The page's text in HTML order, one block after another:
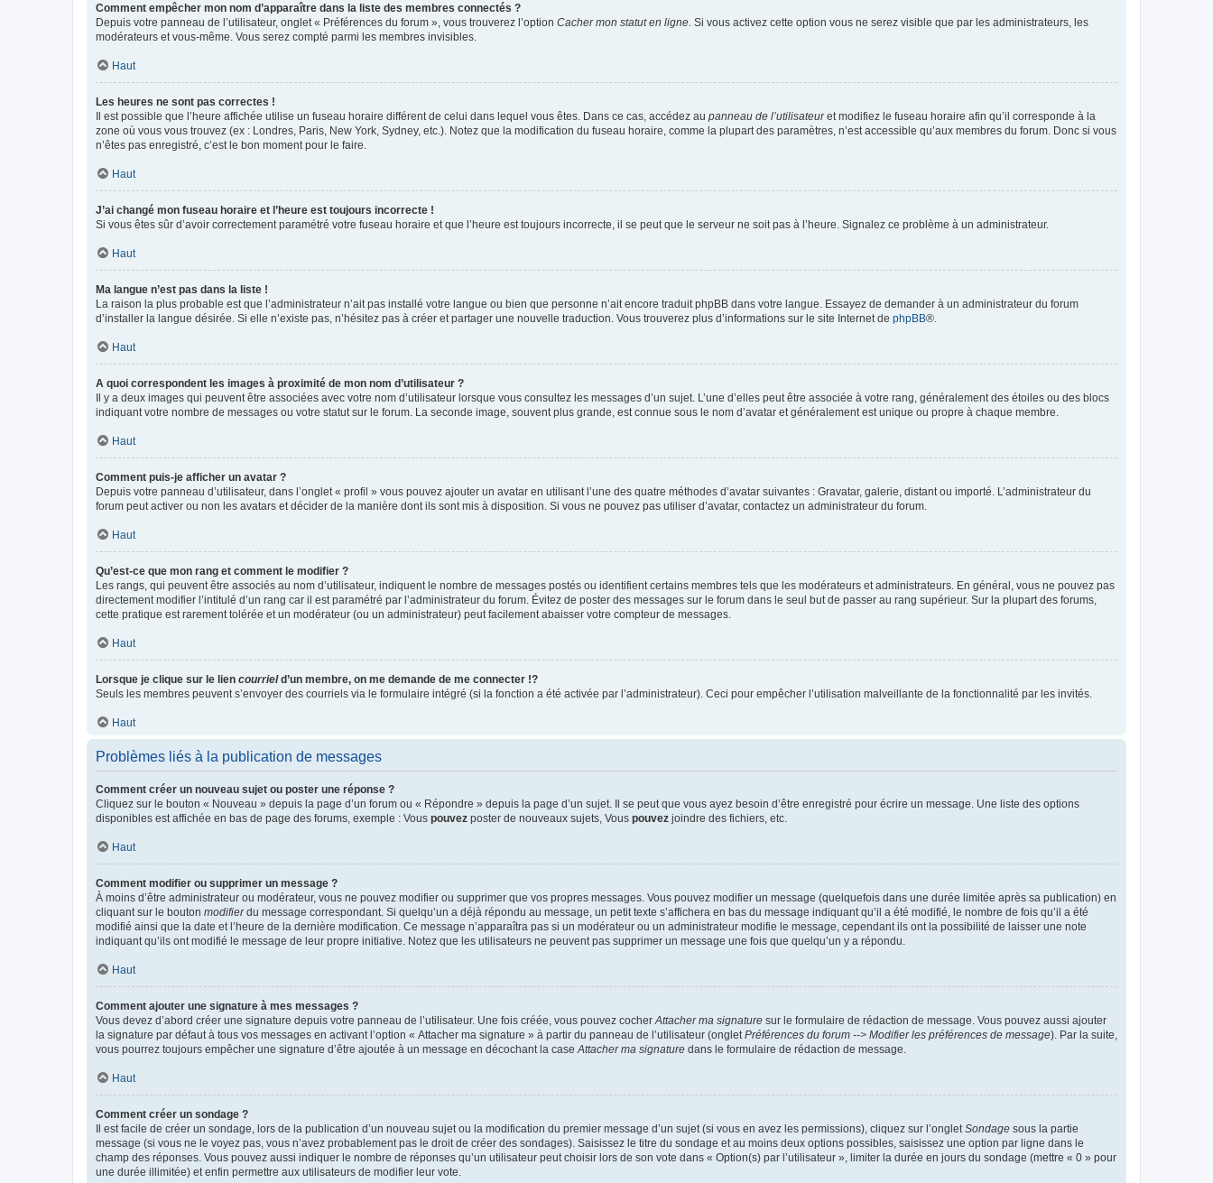
Comment empêcher mon nom d’apparaître dans la liste des membres connectés ?
Depuis votre panneau de l’utilisateur, onglet « Préférences du forum », vous trouverez l’option Cacher mon statut en ligne . Si vous activez cette option vous ne serez visible que par les administrateurs, les
modérateurs et vous-même. Vous serez compté parmi les membres invisibles.
Haut
Les heures ne sont pas correctes !
Il est possible que l’heure affichée utilise un fuseau horaire différent de celui dans lequel vous êtes. Dans ce cas, accédez au panneau de l’utilisateuret modifiez le fuseau horaire afin qu’il corresponde à la
zone où vous vous trouvez (ex : Londres, Paris, New York, Sydney, etc.). Notez que la modification du fuseau horaire, comme la plupart des paramètres, n’est accessible qu’aux membres du forum. Donc si vous
n’êtes pas enregistré, c’est le bon moment pour le faire.
Haut
J’ai changé mon fuseau horaire et l’heure est toujours incorrecte !
Si vous êtes sûr d’avoir correctement paramétré votre fuseau horaire et que l’heure est toujours incorrecte, il se peut que le serveur ne soit pas à l’heure. Signalez ce problème à un administrateur.
Haut
Ma langue n’est pas dans la liste !
La raison la plus probable est que l’administrateur n’ait pas installé votre langue ou bien que personne n’ait encore traduit phpBB dans votre langue. Essayez de demander à un administrateur du forum
d’installer la langue désirée. Si elle n’existe pas, n’hésitez pas à créer et partager une nouvelle traduction. Vous trouverez plus d’informations sur le site Internet de phpBB®.
Haut
A quoi correspondent les images à proximité de mon nom d’utilisateur ?
Il y a deux images qui peuvent être associées avec votre nom d’utilisateur lorsque vous consultez les messages d’un sujet. L’une d’elles peut être associée à votre rang, généralement des étoiles ou des blocs
indiquant votre nombre de messages ou votre statut sur le forum. La seconde image, souvent plus grande, est connue sous le nom d’avatar et généralement est unique ou propre à chaque membre.
Haut
Comment puis-je afficher un avatar ?
Depuis votre panneau d’utilisateur, dans l’onglet « profil » vous pouvez ajouter un avatar en utilisant l’une des quatre méthodes d’avatar suivantes : Gravatar, galerie, distant ou importé. L’administrateur du
forum peut activer ou non les avatars et décider de la manière dont ils sont mis à disposition. Si vous ne pouvez pas utiliser d’avatar, contactez un administrateur du forum.
Haut
Qu’est-ce que mon rang et comment le modifier ?
Les rangs, qui peuvent être associés au nom d’utilisateur, indiquent le nombre de messages postés ou identifient certains membres tels que les modérateurs et administrateurs. En général, vous ne pouvez pas
directement modifier l’intitulé d’un rang car il est paramétré par l’administrateur du forum. Évitez de poster des messages sur le forum dans le seul but de passer au rang supérieur. Sur la plupart des forums,
cette pratique est rarement tolérée et un modérateur (ou un administrateur) peut facilement abaisser votre compteur de messages.
Haut
Lorsque je clique sur le lien courrield’un membre, on me demande de me connecter !?
Seuls les membres peuvent s’envoyer des courriels via le formulaire intégré (si la fonction a été activée par l’administrateur). Ceci pour empêcher l’utilisation malveillante de la fonctionnalité par les invités.
Haut
Problèmes liés à la publication de messages
Comment créer un nouveau sujet ou poster une réponse ?
Cliquez sur le bouton « Nouveau » depuis la page d’un forum ou « Répondre » depuis la page d’un sujet. Il se peut que vous ayez besoin d’être enregistré pour écrire un message. Une liste des options
disponibles est affichée en bas de page des forums, exemple : Vous pouvez poster de nouveaux sujets, Vous pouvez joindre des fichiers, etc.
Haut
Comment modifier ou supprimer un message ?
À moins d’être administrateur ou modérateur, vous ne pouvez modifier ou supprimer que vos propres messages. Vous pouvez modifier un message (quelquefois dans une durée limitée après sa publication) en
cliquant sur le bouton modifierdu message correspondant. Si quelqu’un a déjà répondu au message, un petit texte s’affichera en bas du message indiquant qu’il a été modifié, le nombre de fois qu’il a été
modifié ainsi que la date et l’heure de la dernière modification. Ce message n’apparaîtra pas si un modérateur ou un administrateur modifie le message, cependant ils ont la possibilité de laisser une note
indiquant qu’ils ont modifié le message de leur propre initiative. Notez que les utilisateurs ne peuvent pas supprimer un message une fois que quelqu’un y a répondu.
Haut
Comment ajouter une signature à mes messages ?
Vous devez d’abord créer une signature depuis votre panneau de l’utilisateur. Une fois créée, vous pouvez cocher Attacher ma signature sur le formulaire de rédaction de message. Vous pouvez aussi ajouter
la signature par défaut à tous vos messages en activant l’option « Attacher ma signature » à partir du panneau de l’utilisateur (onglet Préférences du forum --> Modifier les préférences de message). Par la suite,
vous pourrez toujours empêcher une signature d’être ajoutée à un message en décochant la case Attacher ma signature dans le formulaire de rédaction de message.
Haut
Comment créer un sondage ?
Il est facile de créer un sondage, lors de la publication d’un nouveau sujet ou la modification du premier message d’un sujet (si vous en avez les permissions), cliquez sur l’onglet Sondage sous la partie
message (si vous ne le voyez pas, vous n’avez probablement pas le droit de créer des sondages). Saisissez le titre du sondage et au moins deux options possibles, saisissez une option par ligne dans le
champ des réponses. Vous pouvez aussi indiquer le nombre de réponses qu’un utilisateur peut choisir lors de son vote dans « Option(s) par l’utilisateur », limiter la durée en jours du sondage (mettre « 0 » pour
une durée illimitée) et enfin permettre aux utilisateurs de modifier leur vote.